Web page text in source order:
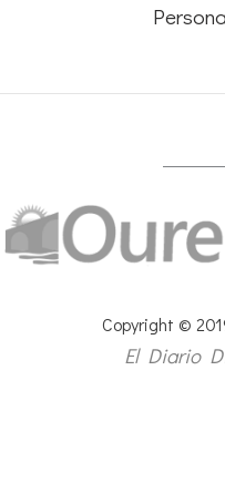
Copyright ©
El Diario